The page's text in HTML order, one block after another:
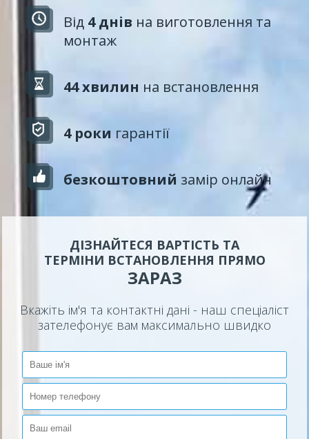
Від 4 днів на виготовлення та
монтаж
44 хвилин на встановлення
4 роки гарантії
безкоштовний замір онлайн
ДІЗНАЙТЕСЯ ВАРТІСТЬ ТА
ТЕРМІНИ ВСТАНОВЛЕННЯ ПРЯМО
ЗАРАЗ
Вкажіть ім'я та контактні дані - наш спеціаліст
зателефонує вам максимально швидко